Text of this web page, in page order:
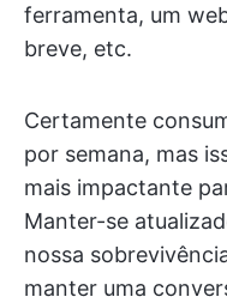
ferramenta, um
breve, etc.
Certamente
por semana, mas
mais impactante
Manter-se
nossa
manter uma